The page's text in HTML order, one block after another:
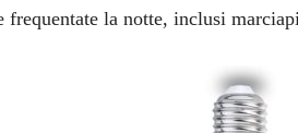
frequentate la notte, inclusi